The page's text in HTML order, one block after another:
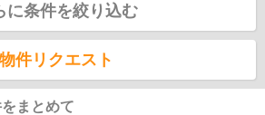
に条件を絞り込む
物件リクエスト
まとめて